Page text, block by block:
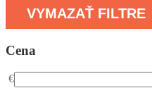
VYMAZAŤ FILTRE
Cena
€